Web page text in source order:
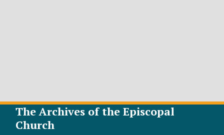
The Archives of the Episcopal
Church